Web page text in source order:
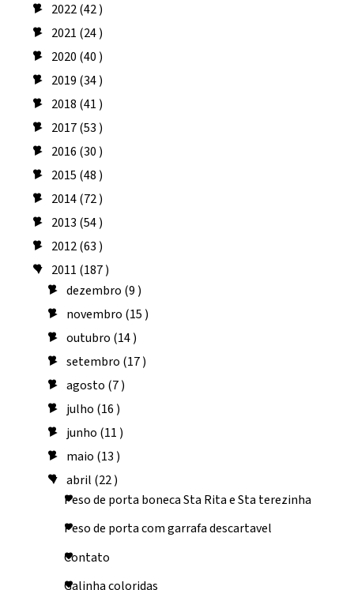
► 2022(42 )
► 2021 (24 )
► 2020 (40 )
► 2019 (34 )
► 2018 (41 )
► 2017(53 )
► 2016 (30 )
► 2015 (48 )
► 2014(72 )
► 2013 (54 )
► 2012(63 )
▼ 2011 (187 )
►dezembro (9 )
► novembro (15 )
►outubro (14 )
►setembro (17 )
►agosto (7 )
► julho (16 )
► junho (11 )
► maio (13 )
▼abril (22 )
Peso de porta boneca Sta Rita e Sta terezinha
Peso de porta com garrafa descartavel
Contato
Galinha coloridas